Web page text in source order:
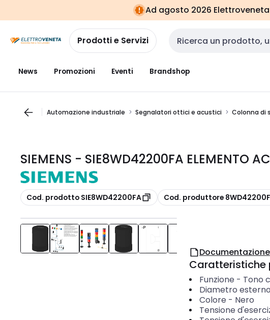
navigazionealla
pagina
Ad agosto 2026
Prodotti e Servizi Cerca input
News Promozioni Eventi Brandshop
Automazione industriale Segnalatori ottici e acustici Colonna di
SIEMENS - SIE8WD42200FA ELEMENTO
copia
Cod. prodotto SIE8WD42200FA copia
Cod. produttore
Documentazione
Caratteristiche
Funzione - Tono
Diametro esterno
Colore - Nero
Tensione